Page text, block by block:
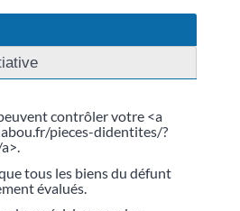
contrôler votre <a
pieces-didentites/?
tous les biens du défunt
évalués.